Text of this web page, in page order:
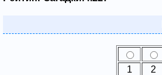
1
2